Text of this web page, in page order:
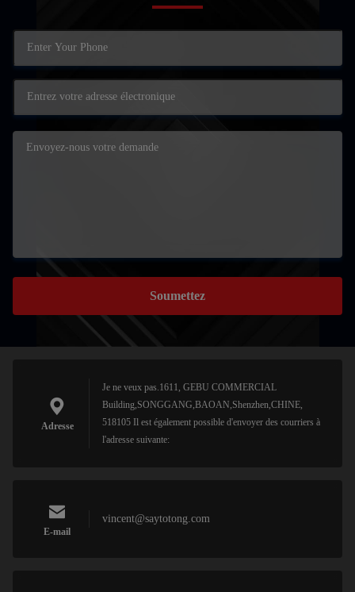
Soumettez
Adresse
Je ne veux pas.1611, GEBU COMMERCIAL
Building,SONGGANG,BAOAN,Shenzhen,CHINE,
518105 Il est également possible d'envoyer des courriers à
l'adresse suivante:
E-mail
vincent@saytotong.com